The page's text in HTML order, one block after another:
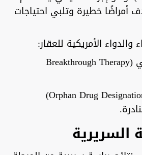
أمراضًا خطيرة وتلبي احتياجات
والدواء الأمريكية للعقار:
صفة العلاج الاختراقي (Breakthrough Therapy
صفة الدواء اليتيم (Orphan Drug Designation)
السريرية